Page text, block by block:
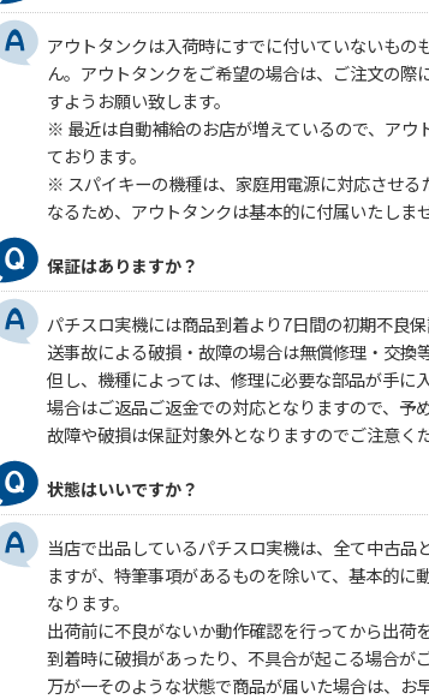
アウトタンクは入荷時にすでに付いていないも
ん。アウトタンクをご希望の場合は、ご注文の
すようお願い致します。
※ 最近は自動補給のお店が増えているので、ア
ております。
※ スパイキーの機種は、家庭用電源に対応させ
なるため、アウトタンクは基本的に付属いたしませ
保証はありますか？
パチスロ実機には商品到着より7日間の初期不良
送事故による破損・故障の場合は無償修理・交換
但し、機種によっては、修理に必要な部品が手に
場合はご返品ご返金での対応となりますので、予
故障や破損は保証対象外となりますのでご注意く
状態はいいですか？
当店で出品しているパチスロ実機は、全て中古
ますが、特筆事項があるものを除いて、基本的
なります。
出荷前に不良がないか動作確認を行ってから出荷
到着時に破損があったり、不具合が起こる場合がご
万が一そのような状態で商品が届いた場合は、お